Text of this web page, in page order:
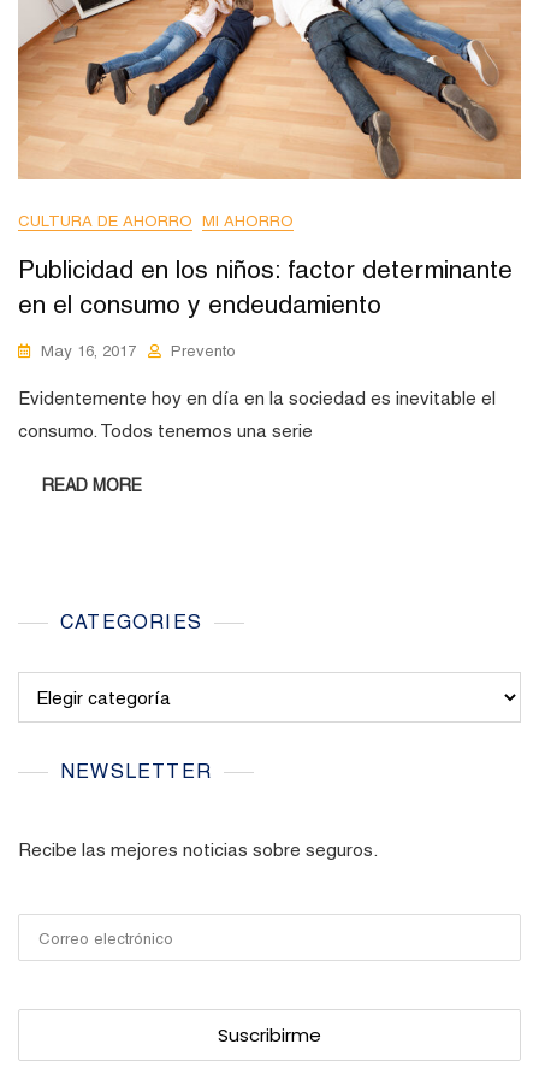
CULTURA DE AHORRO MI AHORRO
Publicidad en los niños: factor determinante
en el consumo y endeudamiento
May 16, 2017 Prevento
Evidentemente hoy en día en la sociedad es inevitable el
consumo. Todos tenemos una serie
READ MORE
CATEGORIES
NEWSLETTER
Recibe las mejores noticias sobre seguros.